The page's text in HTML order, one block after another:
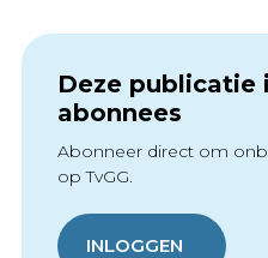
Deze publicatie
abonnees
Abonneer direct om
op TvGG.
INLOGGEN